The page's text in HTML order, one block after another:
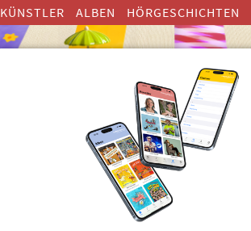
KÜNSTLER ALBEN
HÖRGESCHICHTEN